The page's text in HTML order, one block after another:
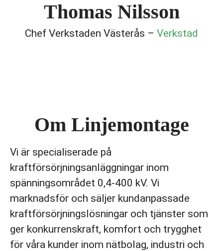
Thomas Nilsson
Chef Verkstaden Västerås – Verkstad
Om Linjemontage
Vi är specialiserade på
kraftförsörjningsanläggningar inom
spänningsområdet 0,4-400 kV. Vi
marknadsför och säljer kundanpassade
kraftförsörjningslösningar och tjänster som
ger konkurrenskraft, komfort och trygghet
för våra kunder inom nätbolag, industri och